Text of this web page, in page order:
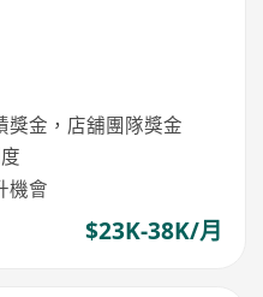
獎金，店舖團隊獎金
機會
$23K-38K/月